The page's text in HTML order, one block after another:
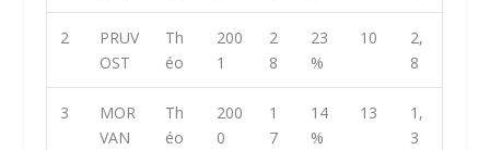
2
PRUV
OST
Th
éo
200
1
2
8
23
%
10
2,
8
3
MOR
VAN
Th
éo
200
0
1
7
14
%
13
1,
3